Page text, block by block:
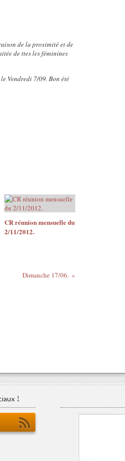
de la proximité et de
de ttes les féminines
Vendredi 7/09. Bon été
CR réunion mensuelle du
2/11/2012.
Dimanche 17/06.
!